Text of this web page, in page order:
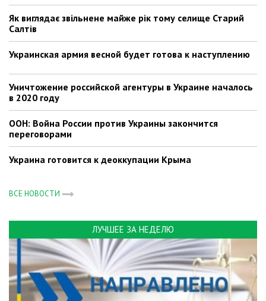
Як виглядає звільнене майже рік тому селище Старий
Салтів
Украинская армия весной будет готова к наступлению
Уничтожение российской агентуры в Украине началось
в 2020 году
ООН: Война России против Украины закончится
переговорами
Украина готовится к деоккупации Крыма
ВСЕ НОВОСТИ
ЛУЧШЕЕ ЗА НЕДЕЛЮ